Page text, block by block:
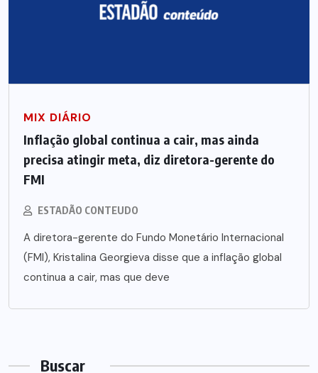
MIX DIÁRIO
Inflação global continua a cair, mas ainda
precisa atingir meta, diz diretora-gerente do
FMI
ESTADÃO CONTEUDO
A diretora-gerente do Fundo Monetário Internacional
(FMI), Kristalina Georgieva disse que a inflação global
continua a cair, mas que deve
Buscar